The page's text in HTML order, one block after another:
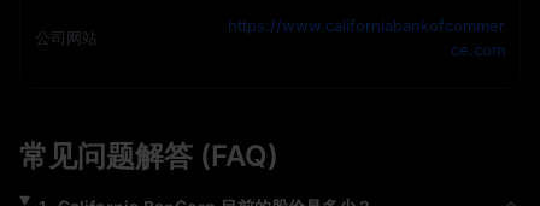
公司网站
https://www.californiabankofcommer
ce.com
常见问题解答 (FAQ)